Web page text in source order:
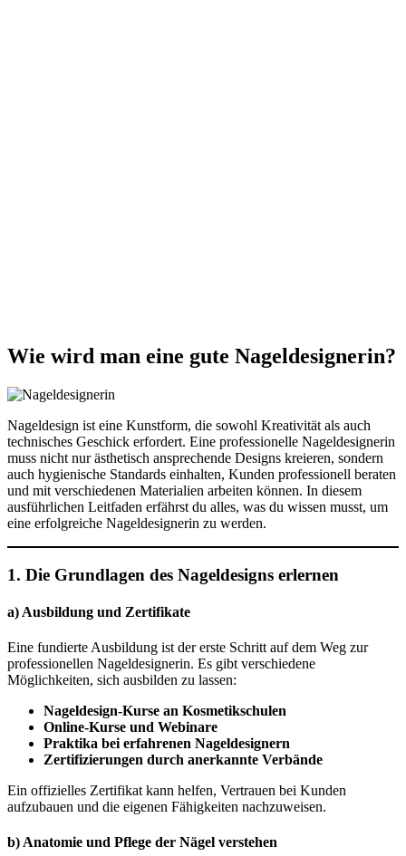
Wie wird man eine gute Nageldesignerin?
Nageldesign ist eine Kunstform, die sowohl Kreativität als auch
technisches Geschick erfordert. Eine professionelle Nageldesignerin
muss nicht nur ästhetisch ansprechende Designs kreieren, sondern
auch hygienische Standards einhalten, Kunden professionell beraten
und mit verschiedenen Materialien arbeiten können. In diesem
ausführlichen Leitfaden erfährst du alles, was du wissen musst, um
eine erfolgreiche Nageldesignerin zu werden.
1. Die Grundlagen des Nageldesigns erlernen
a) Ausbildung und Zertifikate
Eine fundierte Ausbildung ist der erste Schritt auf dem Weg zur
professionellen Nageldesignerin. Es gibt verschiedene
Möglichkeiten, sich ausbilden zu lassen:
Nageldesign-Kurse an Kosmetikschulen
Online-Kurse und Webinare
Praktika bei erfahrenen Nageldesignern
Zertifizierungen durch anerkannte Verbände
Ein offizielles Zertifikat kann helfen, Vertrauen bei Kunden
aufzubauen und die eigenen Fähigkeiten nachzuweisen.
b) Anatomie und Pflege der Nägel verstehen